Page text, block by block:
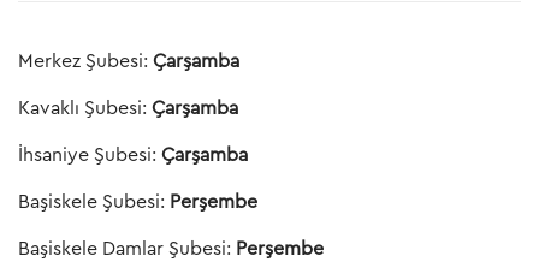
Merkez Şubesi: Çarşamba
Kavaklı Şubesi: Çarşamba
İhsaniye Şubesi: Çarşamba
Başiskele Şubesi: Perşembe
Başiskele Damlar Şubesi: Perşembe